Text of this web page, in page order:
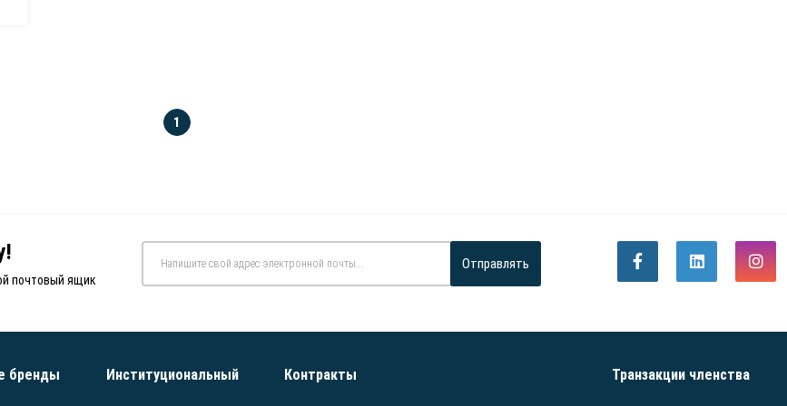
1
почтовый ящик
Отправлять
бренды Институциональный Контракты Транзакции членства